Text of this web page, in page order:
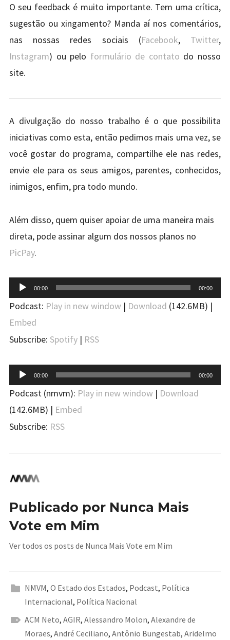
O seu feedback é muito importante. Tem uma crítica,
sugestão ou xingamento? Manda aí nos comentários,
nas nossas redes sociais (Facebook, Twitter,
Instagram) ou pelo formulário de contato do nosso
site.
A divulgação do nosso trabalho é o que possibilita
iniciativas como esta, então pedimos mais uma vez, se
você gostar do programa, compartilhe ele nas redes,
envie ele para os seus amigos, parentes, conhecidos,
inimigos, enfim, pra todo mundo.
Além disso, quem quiser apoiar de uma maneira mais
direta, pode assinar algum dos nossos planos no
PicPay.
Tocador
de
áudio
00:00 00:00
Podcast: Play in new window| Download (142.6MB) |
Embed
Subscribe: Spotify| RSS
Tocador
de
áudio
00:00 00:00
Podcast (nmvm): Play in new window| Download
(142.6MB) | Embed
Subscribe: RSS
Publicado por Nunca Mais
Vote em Mim
Ver todos os posts de Nunca Mais Vote em Mim
NMVM, O Estado dos Estados, Podcast, Política
Internacional, Política Nacional
ACM Neto, AGIR, Alessandro Molon, Alexandre de
Moraes, André Ceciliano, Antônio Bungestab, Aridelmo